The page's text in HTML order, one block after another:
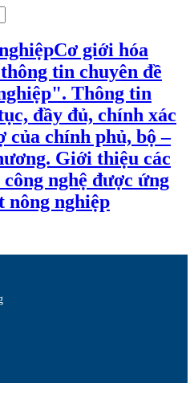
Cơ giới hóa
tin chuyên đề
Thông tin
đầy đủ, chính xác
của chính phủ, bộ –
Giới thiệu các
nghệ được ứng
nông nghiệp